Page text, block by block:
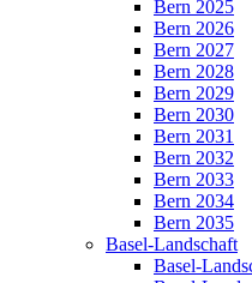
Bern 2025
Bern 2026
Bern 2027
Bern 2028
Bern 2029
Bern 2030
Bern 2031
Bern 2032
Bern 2033
Bern 2034
Bern 2035
Basel-Landschaft
Basel-